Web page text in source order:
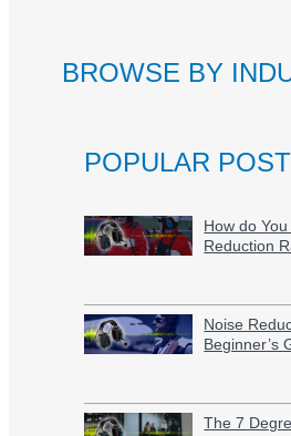
BROWSE BY
POPULAR
How do
Reduction
Noise
Beginner’s
The 7